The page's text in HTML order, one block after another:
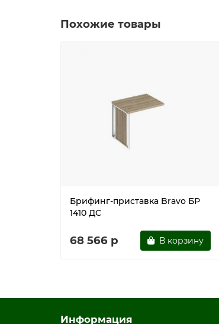
Похожие товары
Брифинг-приставка Bravo БР
1410 ДС
68 566 р В корзину
Информация